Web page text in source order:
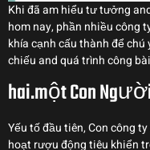
Khi đã am hiểu tư tưởng
hom nay, phần nhiều công
khía cạnh cấu thành để
chiếu and quá trình công
hai.một Con
Yếu tố đầu tiên, Con công
hoạt rượu động tiêu khiển